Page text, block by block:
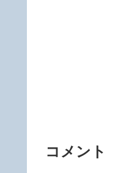
コメント